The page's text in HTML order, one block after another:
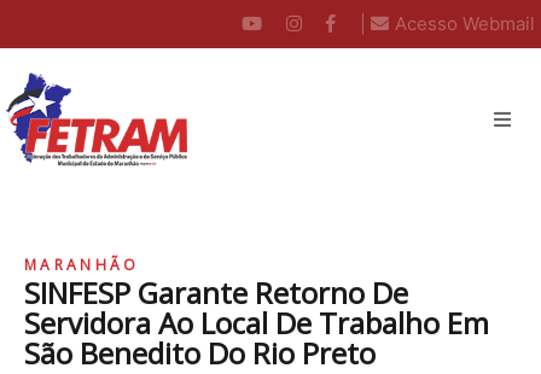
Acesso Webmail
MARANHÃO
SINFESP Garante Retorno De
Servidora Ao Local De Trabalho Em
São Benedito Do Rio Preto